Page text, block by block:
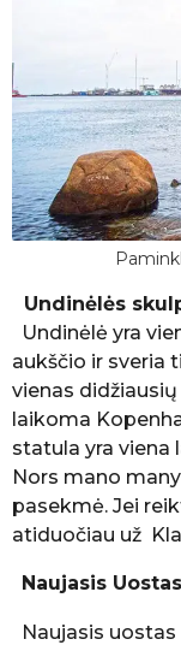
Undinėlės
Undinėlė yra
aukščio ir sveria
vienas
laikoma
statula yra viena
Nors mano
pasekmė. Jei
atiduočiau už
Naujasis
Naujasis uostas